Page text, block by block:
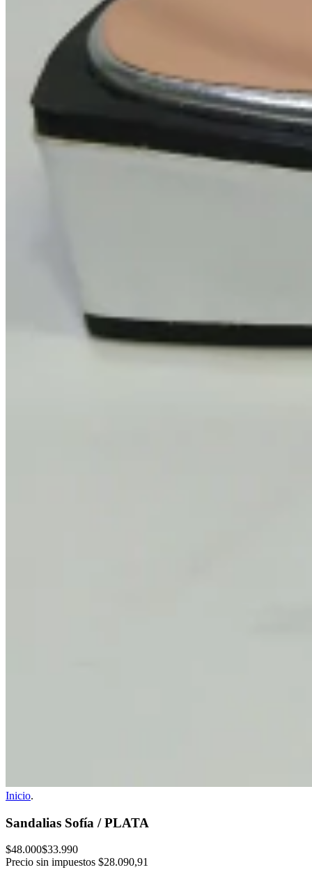
Inicio.
Sandalias Sofía / PLATA
$48.000$33.990
Precio sin impuestos $28.090,91